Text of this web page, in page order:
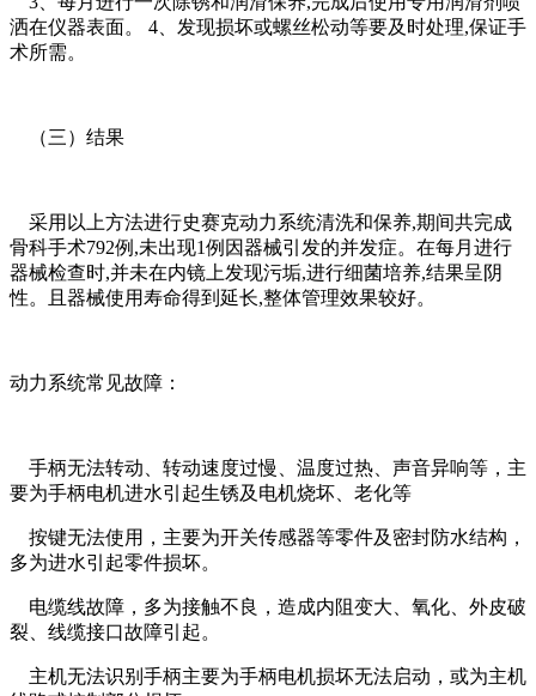
洒在仪器表面。 4、发现损坏或螺丝松动等要及时处理,保证手
术所需。
（三）结果
采用以上方法进行史赛克动力系统清洗和保养,期间共完成
骨科手术792例,未出现1例因器械引发的并发症。在每月进行
器械检查时,并未在内镜上发现污垢,进行细菌培养,结果呈阴
性。且器械使用寿命得到延长,整体管理效果较好。
动力系统常见故障：
手柄无法转动、转动速度过慢、温度过热、声音异响等，主
要为手柄电机进水引起生锈及电机烧坏、老化等
按键无法使用，主要为开关传感器等零件及密封防水结构，
多为进水引起零件损坏。
电缆线故障，多为接触不良，造成内阻变大、氧化、外皮破
裂、线缆接口故障引起。
主机无法识别手柄主要为手柄电机损坏无法启动，或为主机